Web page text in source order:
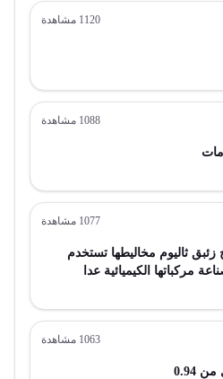
1120 مشاهدة
1088 مشاهدة
1077 مشاهدة
زئبق ثاليوم مخاليطها تستخدم
مركباتها الكيميائية عدا
1063 مشاهدة
0.94